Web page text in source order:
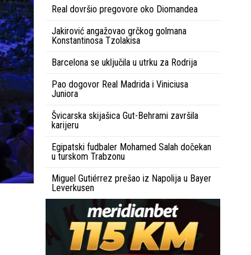
Real dovršio pregovore oko Diomandea
Jakirović angažovao grčkog golmana
Konstantinosa Tzolakisa
Barcelona se uključila u utrku za Rodrija
Pao dogovor Real Madrida i Viniciusa
Juniora
Švicarska skijašica Gut-Behrami završila
karijeru
Egipatski fudbaler Mohamed Salah dočekan
u turskom Trabzonu
Miguel Gutiérrez prešao iz Napolija u Bayer
Leverkusen